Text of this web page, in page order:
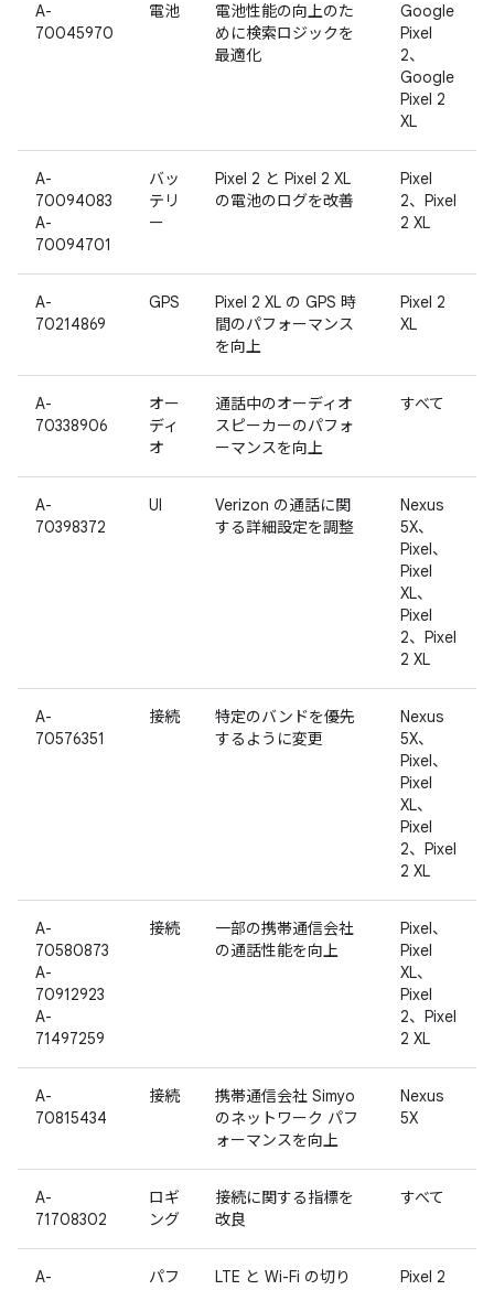
A-
70045970
電池
電池性能の向上のた
めに検索ロジックを
最適化
Google
Pixel
2、
Google
Pixel 2
XL
A-
70094083
A-
70094701
バッ
テリ
ー
Pixel 2 と Pixel 2 XL
の電池のログを改善
Pixel
2、Pixel
2 XL
A-
70214869
GPS
Pixel 2 XL の GPS 時
間のパフォーマンス
を向上
Pixel 2
XL
A-
70338906
オー
ディ
オ
通話中のオーディオ
スピーカーのパフォ
ーマンスを向上
すべて
A-
70398372
UI
Verizon の通話に関
する詳細設定を調整
Nexus
5X、
Pixel、
Pixel
XL、
Pixel
2、Pixel
2 XL
A-
70576351
接続
特定のバンドを優先
するように変更
Nexus
5X、
Pixel、
Pixel
XL、
Pixel
2、Pixel
2 XL
A-
70580873
A-
70912923
A-
71497259
接続
一部の携帯通信会社
の通話性能を向上
Pixel、
Pixel
XL、
Pixel
2、Pixel
2 XL
A-
70815434
接続
携帯通信会社 Simyo
のネットワーク パフ
ォーマンスを向上
Nexus
5X
A-
71708302
ロギ
ング
接続に関する指標を
改良
すべて
A-
パフ
LTE と Wi-Fi の切り
Pixel 2